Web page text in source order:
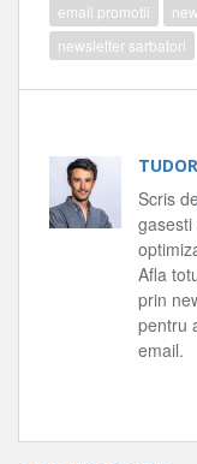
email promotii
newsletter sarbatori
Scris de
Afla
prin
pentru
email.